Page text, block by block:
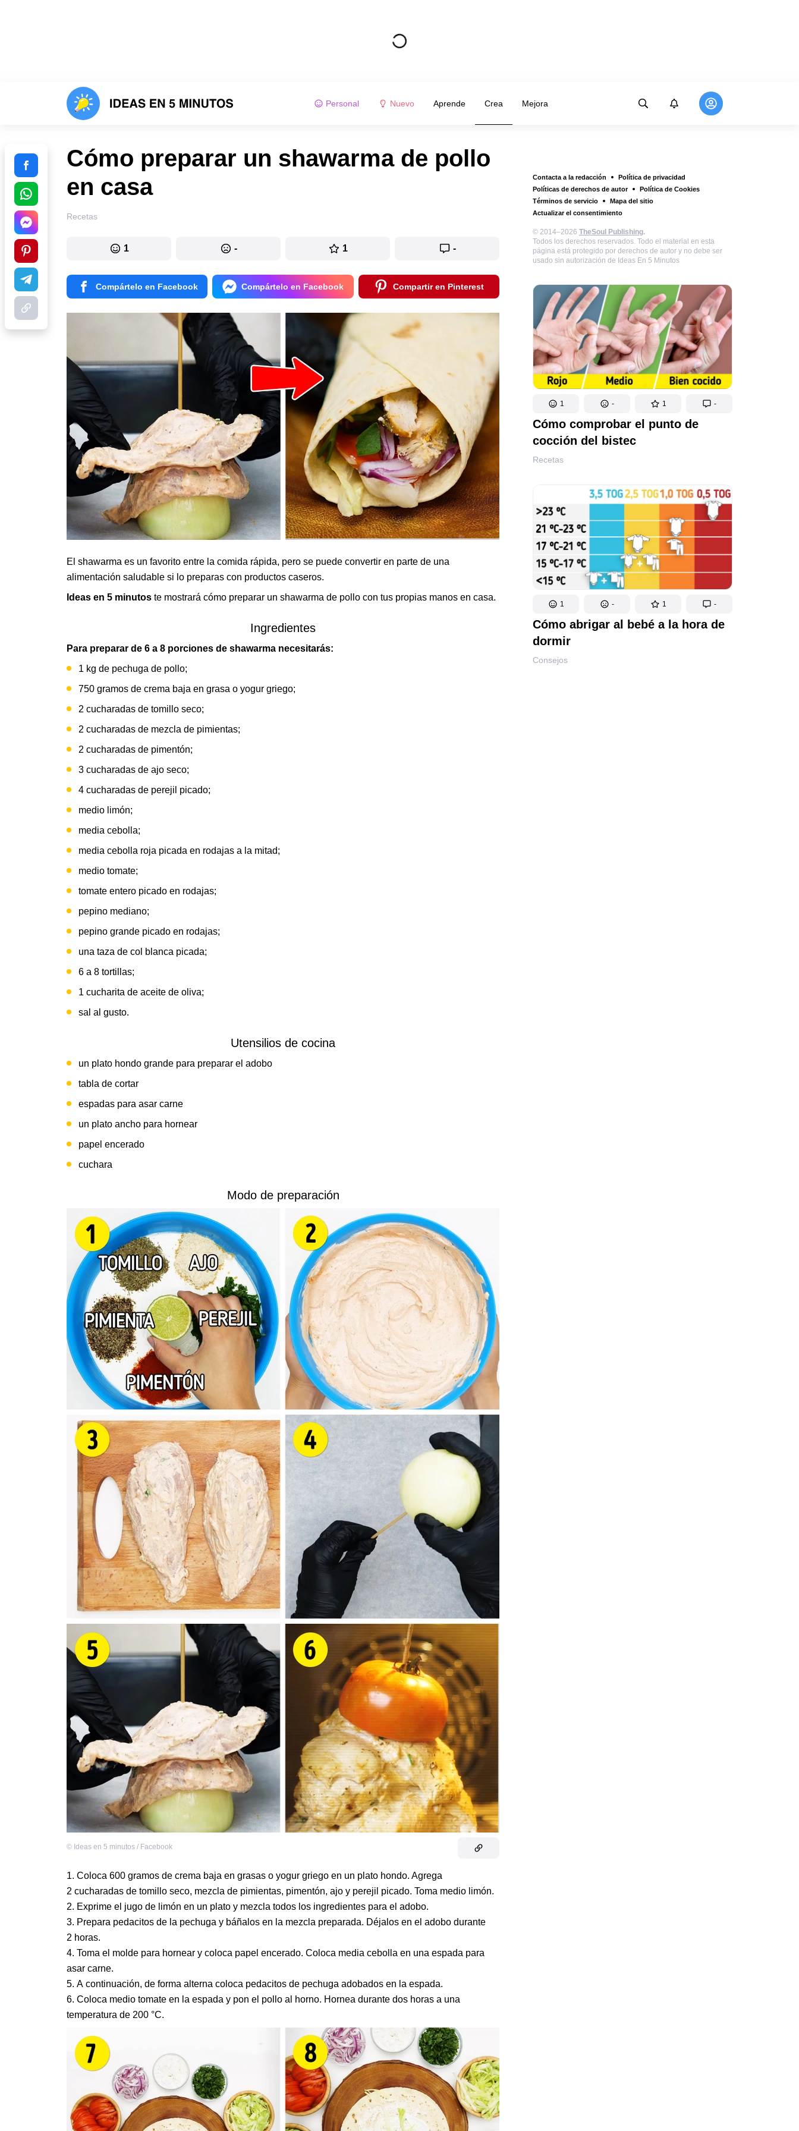
Personal Nuevo Aprende Crea Mejora
Contacta a la redacción
Política de privacidad
Políticas de derechos de autor
Política de Cookies
Términos de servicio
Mapa del sitio
Actualizar el consentimiento
© 2014–2026 TheSoul Publishing.
Todos los derechos reservados. Todo el material en esta
página está protegido por derechos de autor y no debe ser
usado sin autorización de Ideas En 5 Minutos
1 - 1 -
Cómo comprobar el punto de
cocción del bistec
Recetas
1 - 1 -
Cómo abrigar al bebé a la hora de
dormir
Consejos
Cómo preparar un shawarma de pollo
en casa
Recetas
1 - 1 -
Compártelo en Facebook Compártelo en Facebook Compartir en Pinterest
El shawarma es un favorito entre la comida rápida, pero se puede convertir en parte de una
alimentación saludable si lo preparas con productos caseros.
Ideas en 5 minutos te mostrará cómo preparar un shawarma de pollo con tus propias manos en casa.
Ingredientes
Para preparar de 6 a 8 porciones de shawarma necesitarás:
1 kg de pechuga de pollo;
750 gramos de crema baja en grasa o yogur griego;
2 cucharadas de tomillo seco;
2 cucharadas de mezcla de pimientas;
2 cucharadas de pimentón;
3 cucharadas de ajo seco;
4 cucharadas de perejil picado;
medio limón;
media cebolla;
media cebolla roja picada en rodajas a la mitad;
medio tomate;
tomate entero picado en rodajas;
pepino mediano;
pepino grande picado en rodajas;
una taza de col blanca picada;
6 a 8 tortillas;
1 cucharita de aceite de oliva;
sal al gusto.
Utensilios de cocina
un plato hondo grande para preparar el adobo
tabla de cortar
espadas para asar carne
un plato ancho para hornear
papel encerado
cuchara
Modo de preparación
© Ideas en 5 minutos / Facebook
Coloca 600 gramos de crema baja en grasas o yogur griego en un plato hondo. Agrega
2 cucharadas de tomillo seco, mezcla de pimientas, pimentón, ajo y perejil picado. Toma medio limón.
Exprime el jugo de limón en un plato y mezcla todos los ingredientes para el adobo.
Prepara pedacitos de la pechuga y báñalos en la mezcla preparada. Déjalos en el adobo durante
2 horas.
Toma el molde para hornear y coloca papel encerado. Coloca media cebolla en una espada para
asar carne.
A continuación, de forma alterna coloca pedacitos de pechuga adobados en la espada.
Coloca medio tomate en la espada y pon el pollo al horno. Hornea durante dos horas a una
temperatura de 200 °C.